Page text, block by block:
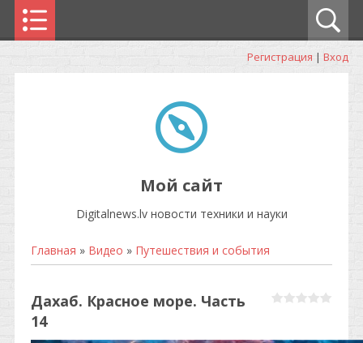
Регистрация | Вход
Мой сайт
Digitalnews.lv новости техники и науки
Главная » Видео » Путешествия и события
Дахаб. Красное море. Часть
14